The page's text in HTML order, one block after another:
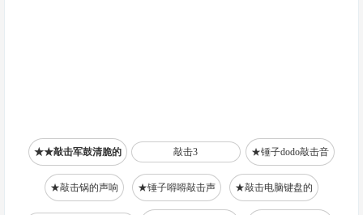
★★敲击军鼓清脆的 敲击3 ★锤子dodo敲击音
★敲击锅的声响 ★锤子嘚嘚敲击声 ★敲击电脑键盘的